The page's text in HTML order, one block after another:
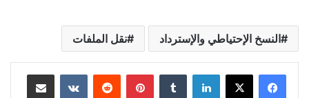
النسخ الإحتياطي والإسترداد نقل الملفات
لينكدإن بينتيريست مشاركة عبر البريد